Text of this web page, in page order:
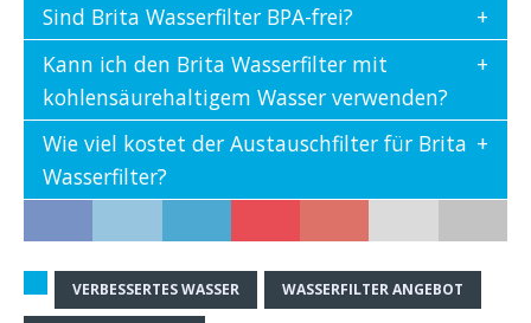
Sind Brita Wasserfilter BPA-frei?
Kann ich den Brita Wasserfilter mit
kohlensäurehaltigem Wasser verwenden?
Wie viel kostet der Austauschfilter für Brita
Wasserfilter?
VERBESSERTES WASSER WASSERFILTER ANGEBOT